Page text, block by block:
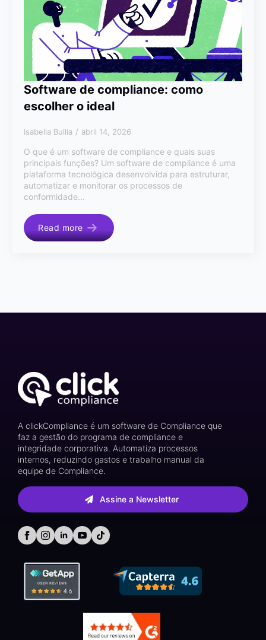
Software de compliance: como
escolher o ideal
Isabella Bullia abril 14, 2026
O que é um software de compliance e quais suas
principais funções? Um software de compliance é uma
plataforma tecnológica desenvolvida para estruturar,
automatizar e monitorar os processos de
conformidade…
Read more
A clickCompliance é um software de Compliance que
faz a gestão do programa de compliance e
integridade corporativa. Automatiza processos
internos, reduzindo gastos e trabalho manual da
equipe de Compliance.
Assine a Newsletter